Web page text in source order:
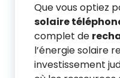
Que vous optiez
solaire
complet de
l’énergie solaire
investissement